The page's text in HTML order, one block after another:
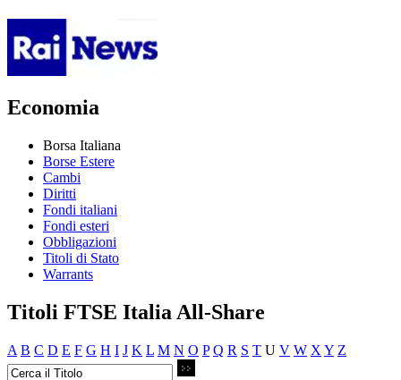
Economia
Borsa Italiana
Borse Estere
Cambi
Diritti
Fondi italiani
Fondi esteri
Obbligazioni
Titoli di Stato
Warrants
Titoli FTSE Italia All-Share
A B C D E F G H I J K L M N O P Q R S T U V W X Y Z